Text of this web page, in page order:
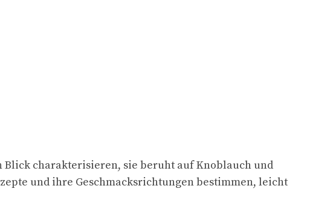
Blick charakterisieren, sie beruht auf Knoblauch und
und ihre Geschmacksrichtungen bestimmen, leicht